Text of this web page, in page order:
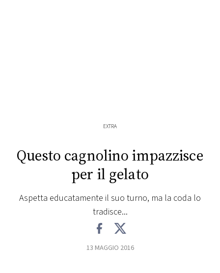
PRINCIPATO
EXTRA
Questo cagnolino impazzisce
per il gelato
Aspetta educatamente il suo turno, ma la coda lo
tradisce...
13 MAGGIO 2016